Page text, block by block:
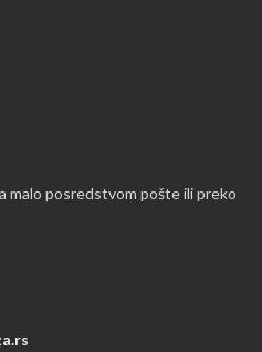
malo posredstvom pošte ili preko